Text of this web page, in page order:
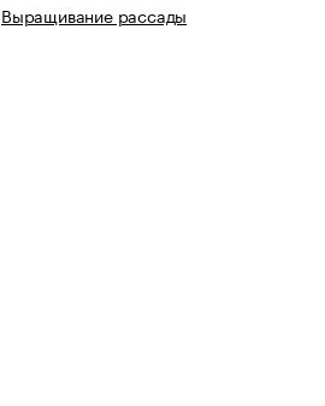
Выращивание рассады